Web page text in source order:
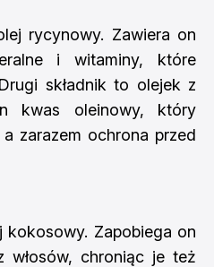
rycynowy. Zawiera on
i witaminy, które
składnik to olejek z
kwas oleinowy, który
zarazem ochrona przed
kokosowy. Zapobiega on
włosów, chroniąc je też